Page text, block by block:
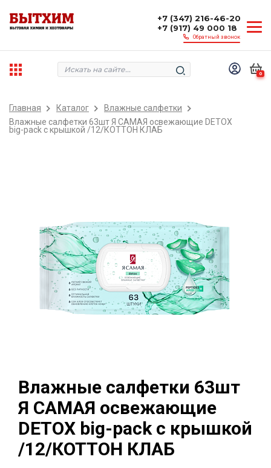
+7 (347) 216-46-20
+7 (917) 49 000 18
Обратный звонок
0
Главная Каталог
Влажные салфетки
Влажные салфетки 63шт Я САМАЯ освежающие DETOX
big-pack с крышкой /12/КОТТОН КЛАБ
Влажные салфетки 63шт
Я САМАЯ освежающие
DETOX big-pack с крышкой
/12/КОТТОН КЛАБ